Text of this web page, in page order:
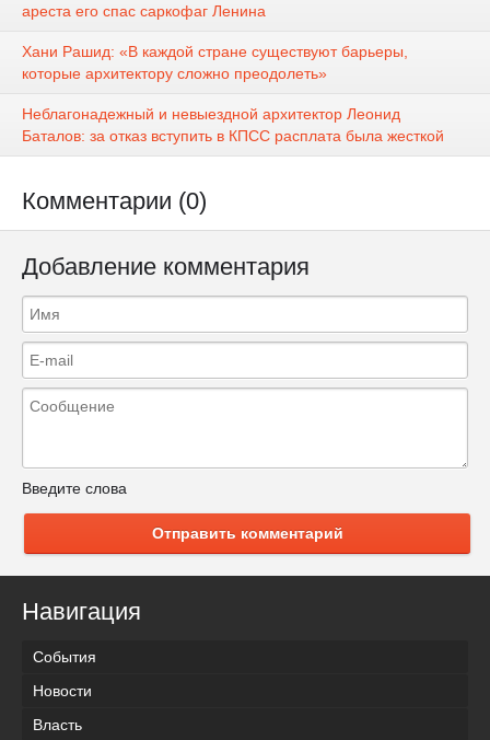
ареста его спас саркофаг Ленина
Хани Рашид: «В каждой стране существуют барьеры,
которые архитектору сложно преодолеть»
Неблагонадежный и невыездной архитектор Леонид
Баталов: за отказ вступить в КПСС расплата была жесткой
Комментарии (0)
Добавление комментария
Введите слова
Отправить комментарий
Навигация
События
Новости
Власть